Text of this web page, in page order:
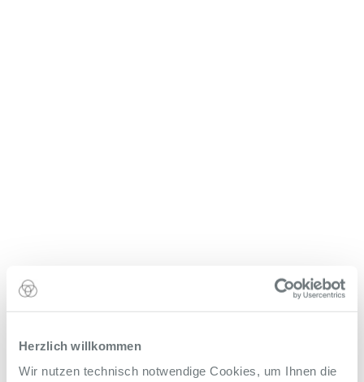
Herzlich willkommen
Wir nutzen technisch notwendige Cookies, um Ihnen die